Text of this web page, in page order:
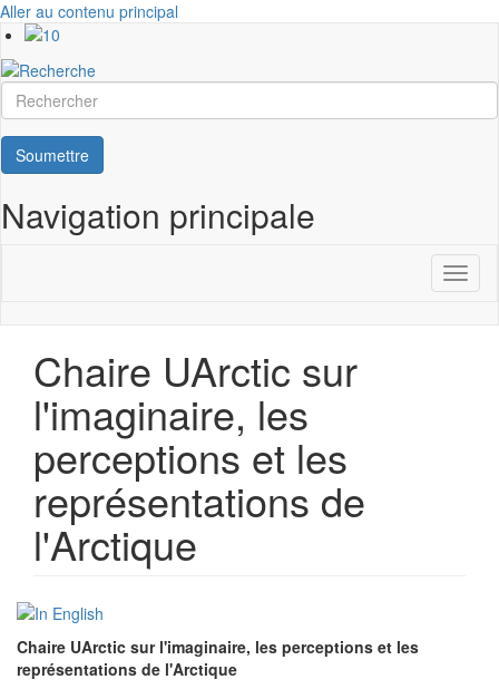
Aller au contenu principal
Rechercher
Soumettre
Navigation principale
Chaire UArctic sur
l'imaginaire, les
perceptions et les
représentations de
l'Arctique
Chaire UArctic sur l'imaginaire, les perceptions et les
représentations de l'Arctique